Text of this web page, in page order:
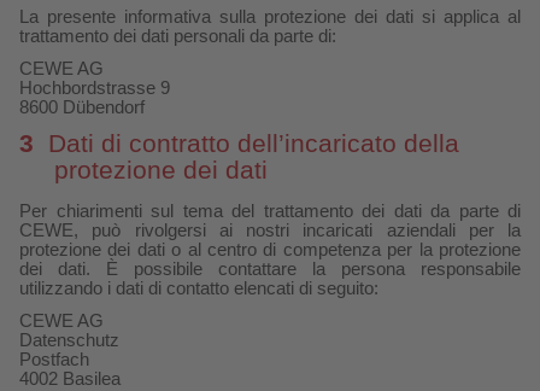
Esempi di clienti
Storie dei clienti
Coffeetable Book «Art Collection»
Accessori
Accessori
CEWE myPhotos
Poster Gallery
Poster su forex
Mosaico
CEWE myPhotos
Idee regalo
Buono regalo CEWE
CEWE myPhotos
Novità
CEWE myPhotos
Accessori
La presente informativa sulla protezione dei dati si applica al
trattamento dei dati personali da parte di:
CEWE AG
Hochbordstrasse 9
8600 Dübendorf
3
Dati di contratto dell’incaricato della
protezione dei dati
Per chiarimenti sul tema del trattamento dei dati da parte di
CEWE, può rivolgersi ai nostri incaricati aziendali per la
protezione dei dati o al centro di competenza per la protezione
dei dati. È possibile contattare la persona responsabile
utilizzando i dati di contatto elencati di seguito:
CEWE AG
Datenschutz
Postfach
4002 Basilea